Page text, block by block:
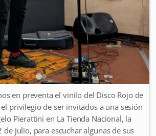
en preventa el vinilo del Disco Rojo de
privilegio de ser invitados a una sesión
Pierattini en La Tienda Nacional, la
julio, para escuchar algunas de sus